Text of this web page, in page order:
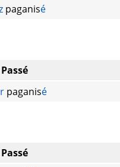
paganisé
Passé
paganisé
Passé